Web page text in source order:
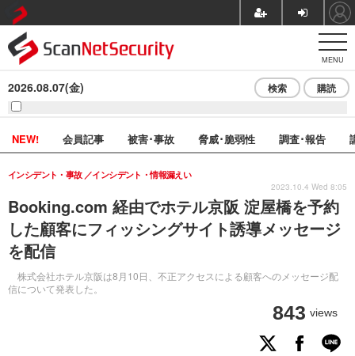
MENU
2026.08.07(金) 検索 購読
NEW! 会員記事 被害･事故 脅威･脆弱性 調査･報告
Booking.com 経由でホテル京阪 淀屋橋を予約
した顧客にフィッシングサイト誘導メッセージ
を配信
株式会社ホテル京阪は8月10日、不正アクセスによる顧客へのメッセージ配
信について発表した。
インシデント・事故 インシデント・情報漏えい
843 views
2023.10.4 Wed 8:05